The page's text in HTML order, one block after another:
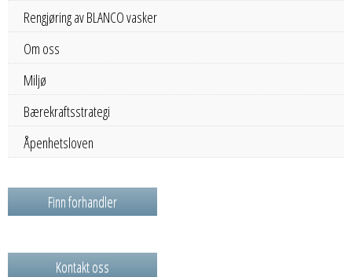
Rengjøring av BLANCO vasker
Om oss
Miljø
Bærekraftsstrategi
Åpenhetsloven
Finn forhandler
Kontakt oss